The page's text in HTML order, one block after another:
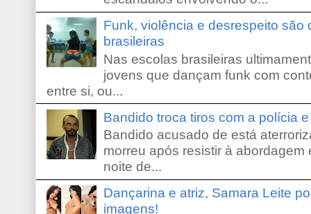
Funk, violência e desrespeito são
brasileiras
Nas escolas brasileiras
jovens que dançam funk com
entre si, ou...
Bandido troca tiros com a polícia
Bandido acusado de está
morreu após resistir à
noite de...
Dançarina e atriz, Samara Leite
imagens!